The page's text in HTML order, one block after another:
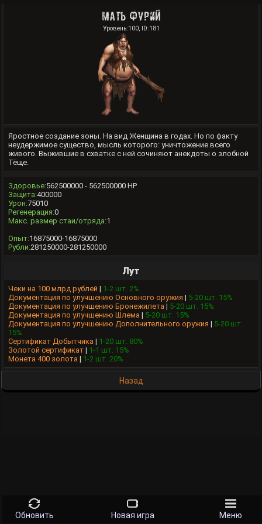
Мать Фурий
Уровень:100, ID:181
Яростное создание зоны. На вид Женщина в годах. Но по факту
неудержимое существо, мысль которого: уничтожение всего
живого. Выжившие в схватке с ней сочиняют анекдоты о злобной
Тёще.
Здоровье:562500000 - 562500000 HP
Защита:400000
Урон:75010
Регенерация:0
Макс. размер стаи/отряда:1
Опыт:16875000-16875000
Рубли:281250000-281250000
Лут
Чеки на 100 млрд рублей | 1-2 шт. 2%
Документация по улучшению Основного оружия | 5-20 шт. 15%
Документация по улучшению Бронежилета | 5-20 шт. 15%
Документация по улучшению Шлема | 5-20 шт. 15%
Документация по улучшению Дополнительного оружия | 5-20 шт.
15%
Сертификат Добытчика | 1-20 шт. 80%
Золотой сертификат | 1-1 шт. 15%
Монета 400 золота | 1-2 шт. 20%
Назад
Обновить Новая игра Меню